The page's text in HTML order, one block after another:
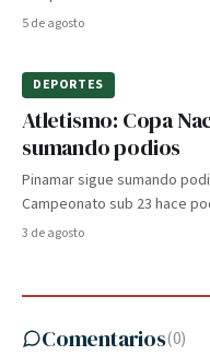
5 de agosto
DEPORTES
Atletismo: Copa
sumando podios
Pinamar sigue sumando
Campeonato sub 23 hace
3 de agosto
Comentarios(0)